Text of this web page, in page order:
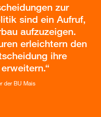
zur
sind ein Aufruf,
aufzuzeigen.
erleichtern den
ihre
der BU Mais